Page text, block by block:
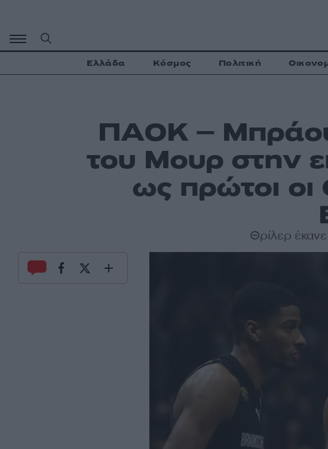
περιεχόμενο
Ελλάδα Κόσμος Πολιτική
ΠΑΟΚ –
του Μουρ στην
ως πρώτοι οι
Θρίλερ